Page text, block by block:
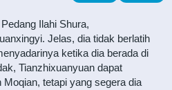
Ilahi Shura,
Jelas, dia tidak berlatih
ketika dia berada di
Tianzhixuanyuan dapat
tetapi yang segera dia